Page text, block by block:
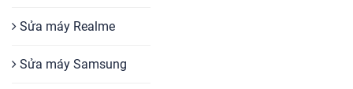
Sửa máy Realme
Sửa máy Samsung